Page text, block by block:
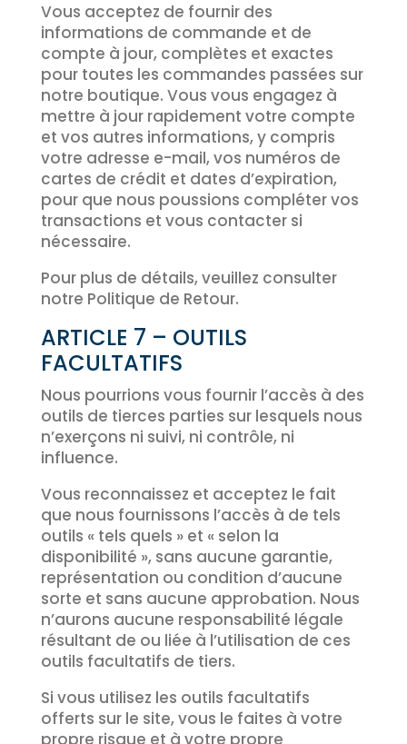
Vous acceptez de fournir des
informations de commande et de
compte à jour, complètes et exactes
pour toutes les commandes passées sur
notre boutique. Vous vous engagez à
mettre à jour rapidement votre compte
et vos autres informations, y compris
votre adresse e-mail, vos numéros de
cartes de crédit et dates d’expiration,
pour que nous poussions compléter vos
transactions et vous contacter si
nécessaire.
Pour plus de détails, veuillez consulter
notre Politique de Retour.
ARTICLE 7 – OUTILS
FACULTATIFS
Nous pourrions vous fournir l’accès à des
outils de tierces parties sur lesquels nous
n’exerçons ni suivi, ni contrôle, ni
influence.
Vous reconnaissez et acceptez le fait
que nous fournissons l’accès à de tels
outils « tels quels » et « selon la
disponibilité », sans aucune garantie,
représentation ou condition d’aucune
sorte et sans aucune approbation. Nous
n’aurons aucune responsabilité légale
résultant de ou liée à l’utilisation de ces
outils facultatifs de tiers.
Si vous utilisez les outils facultatifs
offerts sur le site, vous le faites à votre
propre risque et à votre propre